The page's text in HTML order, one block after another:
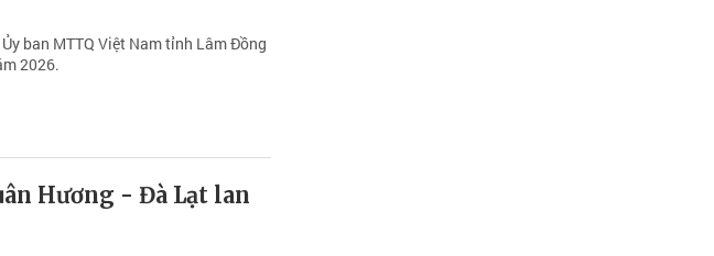
ban MTTQ Việt Nam tỉnh Lâm Đồng
2026.
Hương - Đà Lạt lan